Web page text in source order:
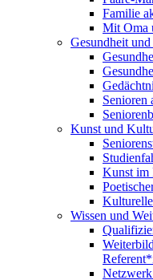
Familie
Mit Oma
Gesundheit
Senioren
Kunst und
Kunst im
Wissen und